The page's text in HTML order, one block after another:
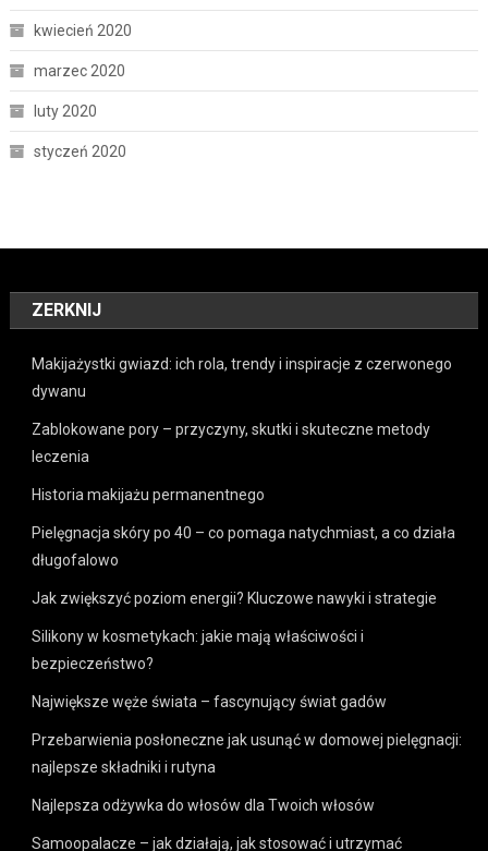
kwiecień 2020
marzec 2020
luty 2020
styczeń 2020
ZERKNIJ
Makijażystki gwiazd: ich rola, trendy i inspiracje z czerwonego
dywanu
Zablokowane pory – przyczyny, skutki i skuteczne metody
leczenia
Historia makijażu permanentnego
Pielęgnacja skóry po 40 – co pomaga natychmiast, a co działa
długofalowo
Jak zwiększyć poziom energii? Kluczowe nawyki i strategie
Silikony w kosmetykach: jakie mają właściwości i
bezpieczeństwo?
Największe węże świata – fascynujący świat gadów
Przebarwienia posłoneczne jak usunąć w domowej pielęgnacji:
najlepsze składniki i rutyna
Najlepsza odżywka do włosów dla Twoich włosów
Samoopalacze – jak działają, jak stosować i utrzymać